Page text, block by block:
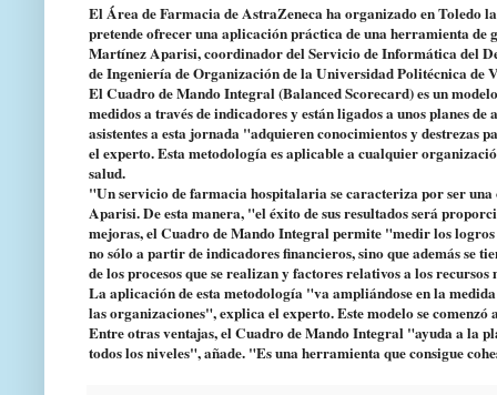
El Área de Farmacia de AstraZeneca ha organizado en Toledo
pretende ofrecer una aplicación práctica de una herramienta
Martínez Aparisi, coordinador del Servicio de Informática del
de Ingeniería de Organización de la Universidad Politécnica de
El Cuadro de Mando Integral (Balanced Scorecard) es un
medidos a través de indicadores y están ligados a unos planes
asistentes a esta jornada "adquieren conocimientos y
el experto. Esta metodología es aplicable a cualquier
salud.
"Un servicio de farmacia hospitalaria se caracteriza por ser
Aparisi. De esta manera, "el éxito de sus resultados será
mejoras, el Cuadro de Mando Integral permite "medir los
no sólo a partir de indicadores financieros, sino que además se
de los procesos que se realizan y factores relativos a los
La aplicación de esta metodología "va ampliándose en la
las organizaciones", explica el experto. Este modelo se
Entre otras ventajas, el Cuadro de Mando Integral "ayuda a la
todos los niveles", añade. "Es una herramienta que consigue